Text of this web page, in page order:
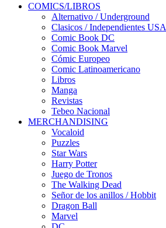
COMICS/LIBROS
Alternativo / Underground
Clasicos / Independientes USA
Comic Book DC
Comic Book Marvel
Cómic Europeo
Comic Latinoamericano
Libros
Manga
Revistas
Tebeo Nacional
MERCHANDISING
Vocaloid
Puzzles
Star Wars
Harry Potter
Juego de Tronos
The Walking Dead
Señor de los anillos / Hobbit
Dragon Ball
Marvel